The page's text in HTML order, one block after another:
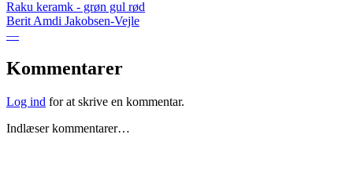
Raku keramk - grøn gul rød
Berit Amdi Jakobsen-Vejle
—
Kommentarer
Log ind for at skrive en kommentar.
Indlæser kommentarer…